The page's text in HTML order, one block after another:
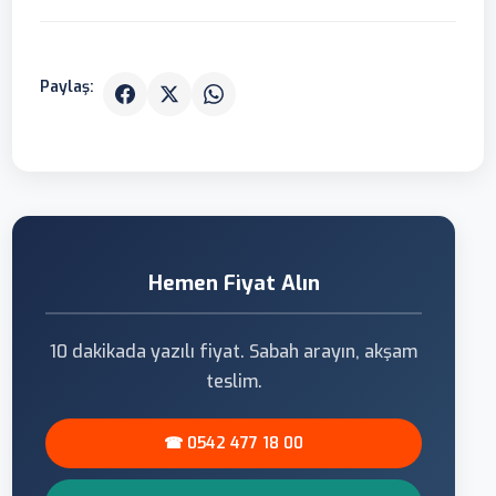
Paylaş:
Hemen Fiyat Alın
10 dakikada yazılı fiyat. Sabah arayın, akşam
teslim.
☎ 0542 477 18 00